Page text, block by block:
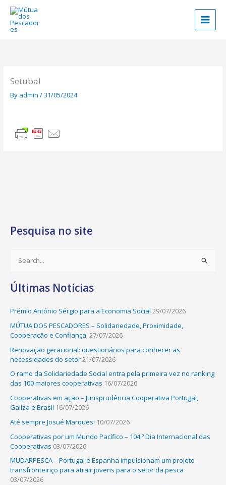
content
Setubal
By admin/31/05/2024
Pesquisa no site
a
c
h
f
o
:
Últimas Notícias
Prémio António Sérgio para a Economia Social 29/07/2026
MÚTUA DOS PESCADORES – Solidariedade, Proximidade,
Cooperação e Confiança. 27/07/2026
Renovação geracional: questionários para conhecer as
necessidades do setor 21/07/2026
O ramo da Solidariedade Social entra pela primeira vez no ranking
das 100 maiores cooperativas 16/07/2026
Cooperativas em ação – Jurisprudência Cooperativa Portugal,
Galiza e Brasil 16/07/2026
Até sempre Josué Marques! 10/07/2026
Cooperativas por um Mundo Pacífico – 104.º Dia Internacional das
Cooperativas 03/07/2026
MUDARPESCA – Portugal e Espanha impulsionam um projeto
transfronteiriço para atrair jovens para o setor da pesca
03/07/2026